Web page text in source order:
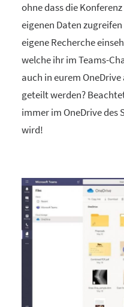
ohne dass die
eigenen Daten
eigene Recherche
welche ihr im Teams-
auch in eurem
geteilt werden?
immer im OneDrive des
wird!